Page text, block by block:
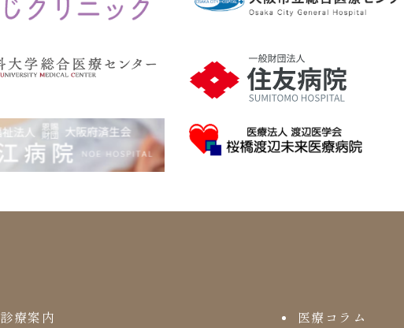
診療案内 医療コラム